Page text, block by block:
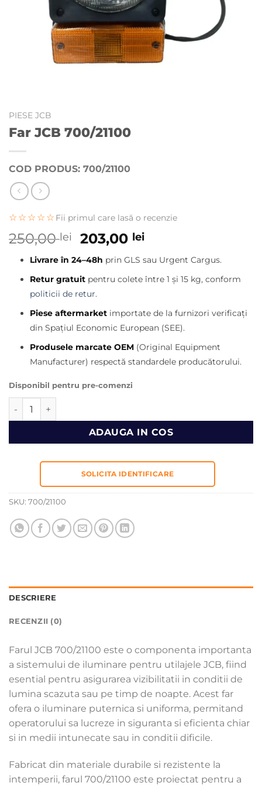
PIESE JCB
Far JCB 700/21100
COD PRODUS: 700/21100
☆☆☆☆☆ Fii primul care lasă o recenzie
250,00lei
Prețul
inițial
a
fost:
250,00 lei.
203,00 leiPrețul
este:
203,00 lei.
Livrare în 24–48h prin GLS sau Urgent Cargus.
Retur gratuit pentru colete între 1 și 15 kg, conform
politicii de retur.
Piese aftermarket importate de la furnizori verificați
din Spațiul Economic European (SEE).
Produsele marcate OEM (Original Equipment
Manufacturer) respectă standardele producătorului.
Disponibil pentru pre-comenzi
Cantitate Far JCB 700/21100
ADAUGA IN COS
SOLICITA IDENTIFICARE
SKU: 700/21100
DESCRIERE
RECENZII (0)
Farul JCB 700/21100 este o componenta importanta
a sistemului de iluminare pentru utilajele JCB, fiind
esential pentru asigurarea vizibilitatii in conditii de
lumina scazuta sau pe timp de noapte. Acest far
ofera o iluminare puternica si uniforma, permitand
operatorului sa lucreze in siguranta si eficienta chiar
si in medii intunecate sau in conditii dificile.
Fabricat din materiale durabile si rezistente la
intemperii, farul 700/21100 este proiectat pentru a